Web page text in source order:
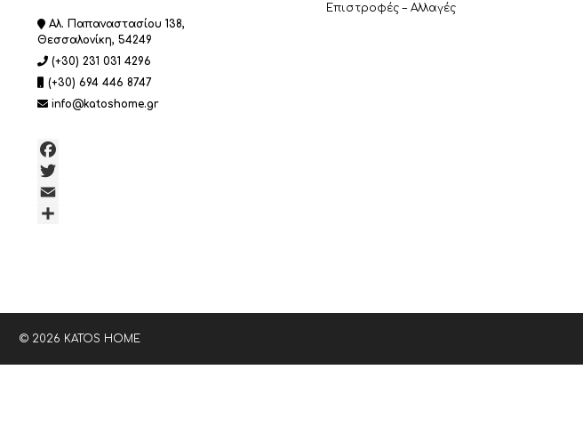
Αλ. Παπαναστασίου 138,
Θεσσαλονίκη, 54249
(+30) 231 031 4296
(+30) 694 446 8747
info@katoshome.gr
Facebook
Twitter
Email
Επιστροφές – Αλλαγές
© 2026 KATOS HOME